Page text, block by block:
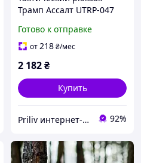
Трамп Ассалт UTRP-047
Готово к отправке
от218₴/мес
2 182₴
Купить
Priliv интернет-магазин 92%